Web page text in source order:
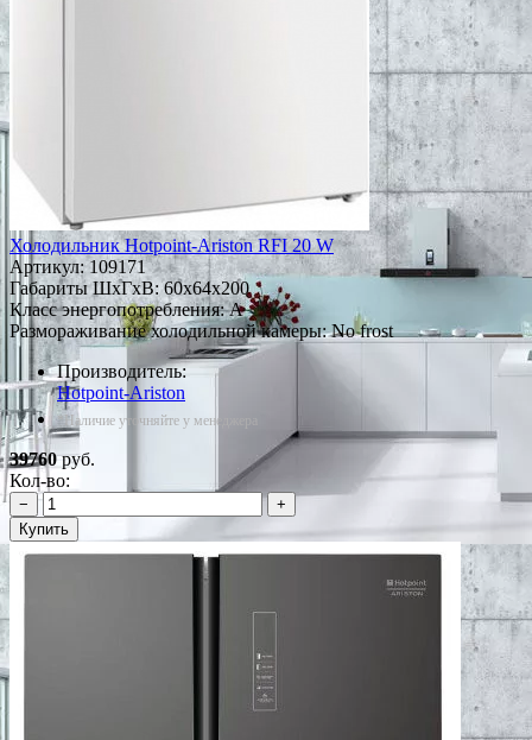
Холодильник Hotpoint-Ariston RFI 20 W
Артикул:109171
Габариты ШxГxВ: 60x64x200
Класс энергопотребления: A
Размораживание холодильной камеры: No frost
Производитель:
Hotpoint-Ariston
*Наличие уточняйте у менеджера
39760руб.
Кол-во:
−
+
Купить